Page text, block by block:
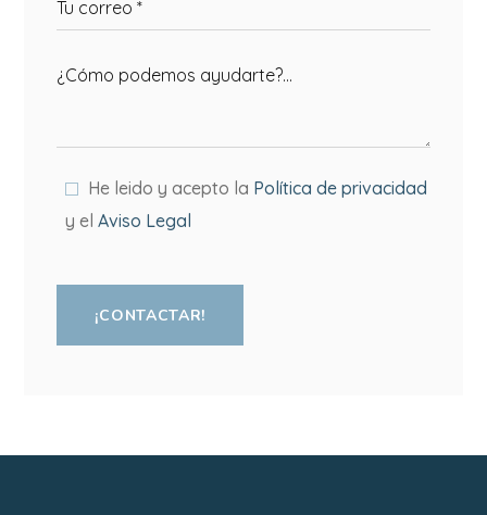
He leido y acepto la Política de privacidad
y elAviso Legal